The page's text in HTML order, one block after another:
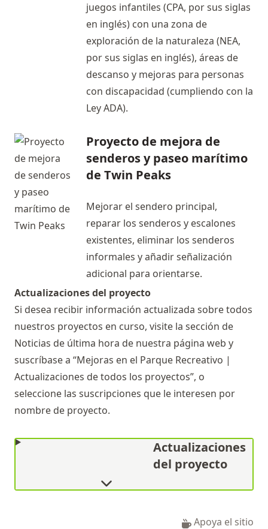
juegos infantiles (CPA, por sus siglas
en inglés) con una zona de
exploración de la naturaleza (NEA,
por sus siglas en inglés), áreas de
descanso y mejoras para personas
con discapacidad (cumpliendo con la
Ley ADA).
Proyecto de mejora de
senderos y paseo marítimo
de Twin Peaks
Mejorar el sendero principal,
reparar los senderos y escalones
existentes, eliminar los senderos
informales y añadir señalización
adicional para orientarse.
Actualizaciones del proyecto
Si desea recibir información actualizada sobre todos
nuestros proyectos en curso, visite la sección de
Noticias de última hora de nuestra página web y
suscríbase a “Mejoras en el Parque Recreativo |
Actualizaciones de todos los proyectos”, o
seleccione las suscripciones que le interesen por
nombre de proyecto.
Actualizaciones
del proyecto
Apoya el sitio